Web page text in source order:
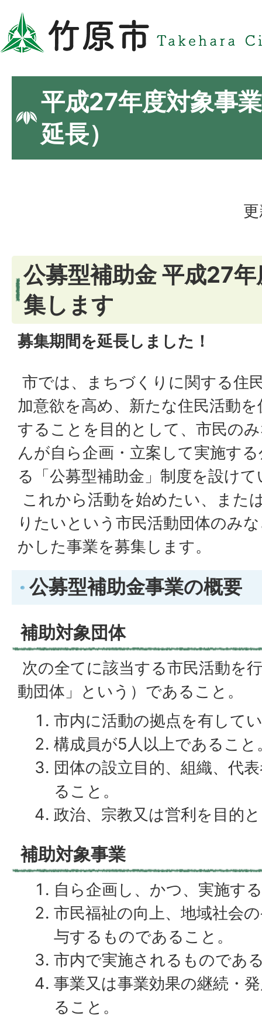
平成27年度対象事
延長）
公募型補助金 平成27
集します
募集期間を延長しました！
市では、まちづくりに関する住
加意欲を高め、新たな住民活動を
することを目的として、市民の
んが自ら企画・立案して実施す
る「公募型補助金」制度を設け
これから活動を始めたい、また
りたいという市民活動団体のみ
かした事業を募集します。
公募型補助金事業の概要
補助対象団体
次の全てに該当する市民活動を
動団体」という）であること。
市内に活動の拠点を有して
構成員が5人以上であること
団体の設立目的、組織、代
ること。
政治、宗教又は営利を目的
補助対象事業
自ら企画し、かつ、実施す
市民福祉の向上、地域社会
与するものであること。
市内で実施されるものであ
事業又は事業効果の継続・
ること。